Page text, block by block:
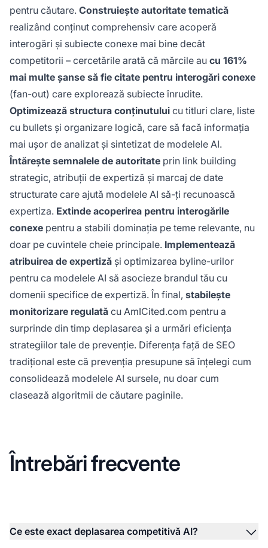
pentru căutare. Construiește autoritate tematică
realizând conținut comprehensiv care acoperă
interogări și subiecte conexe mai bine decât
competitorii – cercetările arată că mărcile au cu 161%
mai multe șanse să fie citate pentru interogări conexe
(fan-out) care explorează subiecte înrudite.
Optimizează structura conținutului cu titluri clare, liste
cu bullets și organizare logică, care să facă informația
mai ușor de analizat și sintetizat de modelele AI.
Întărește semnalele de autoritate prin link building
strategic, atribuții de expertiză și marcaj de date
structurate care ajută modelele AI să-ți recunoască
expertiza. Extinde acoperirea pentru interogările
conexe pentru a stabili dominația pe teme relevante, nu
doar pe cuvintele cheie principale. Implementează
atribuirea de expertiză și optimizarea byline-urilor
pentru ca modelele AI să asocieze brandul tău cu
domenii specifice de expertiză. În final, stabilește
monitorizare regulată cu AmICited.com pentru a
surprinde din timp deplasarea și a urmări eficiența
strategiilor tale de prevenție. Diferența față de SEO
tradițional este că prevenția presupune să înțelegi cum
consolidează modelele AI sursele, nu doar cum
clasează algoritmii de căutare paginile.
Întrebări frecvente
Ce este exact deplasarea competitivă AI?